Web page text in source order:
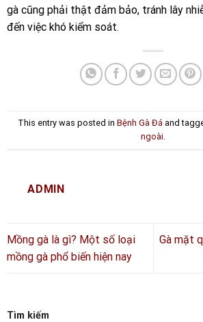
gà cũng phải thật đảm bảo, tránh lây
đến việc khó kiểm soát.
This entry was posted in Bệnh Gà Đá and
ngoài
ADMIN
Mồng gà là gì? Một số loại
mồng gà phổ biến hiện nay
Gà mặt
Tìm kiếm